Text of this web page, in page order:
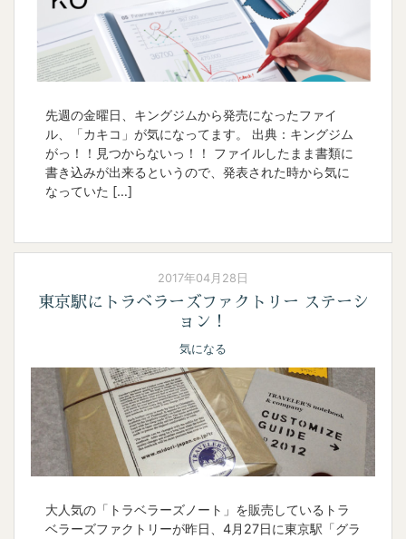
先週の金曜日、キングジムから発売になったファイ
ル、「カキコ」が気になってます。 出典：キングジム
がっ！！見つからないっ！！ ファイルしたまま書類に
書き込みが出来るというので、発表された時から気に
なっていた […]
2017年04月28日
東京駅にトラベラーズファクトリー ステーシ
ョン！
気になる
大人気の「トラベラーズノート」を販売しているトラ
ベラーズファクトリーが昨日、4月27日に東京駅「グラ